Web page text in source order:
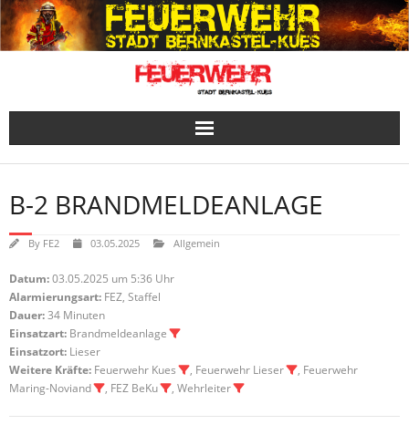
Skip
to
content
B-2 BRANDMELDEANLAGE
By FE2 03.05.2025 Allgemein
Datum:03.05.2025 um 5:36 Uhr
Alarmierungsart: FEZ, Staffel
Dauer:34 Minuten
Einsatzart: Brandmeldeanlage
Einsatzort: Lieser
Weitere Kräfte: Feuerwehr Kues , Feuerwehr Lieser
, Feuerwehr
Maring-Noviand
, FEZ BeKu , Wehrleiter